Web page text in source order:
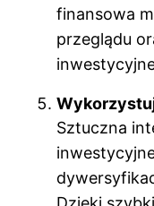
finansowa
przeglądu
Sztuczna